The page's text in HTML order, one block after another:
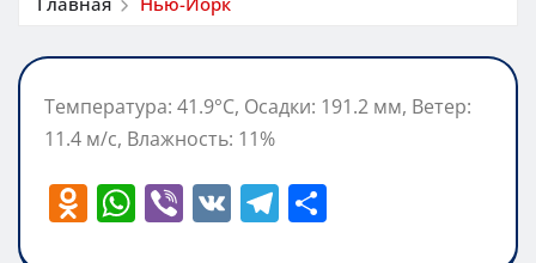
Температура: 41.9°C, Осадки: 191.2 мм, Ветер:
11.4 м/с, Влажность: 11%
O W Vi V T